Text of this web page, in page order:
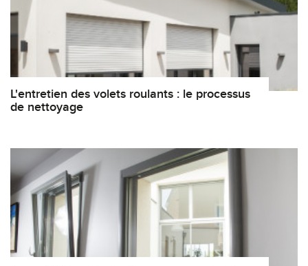
L'entretien des volets roulants : le processus
de nettoyage